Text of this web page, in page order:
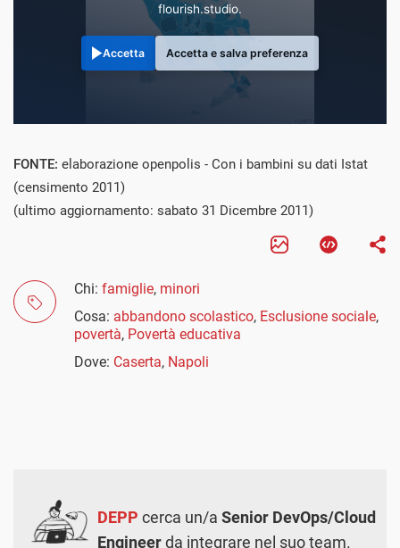
flourish.studio.
Accetta Accetta e salva preferenza
FONTE: elaborazione openpolis - Con i bambini su dati Istat
(censimento 2011)
(ultimo aggiornamento: sabato 31 Dicembre 2011)
Chi: famiglie, minori
Cosa: abbandono scolastico, Esclusione sociale,
povertà, Povertà educativa
Dove: Caserta, Napoli
DEPP cerca un/a Senior DevOps/Cloud
Engineerda integrare nel suo team.